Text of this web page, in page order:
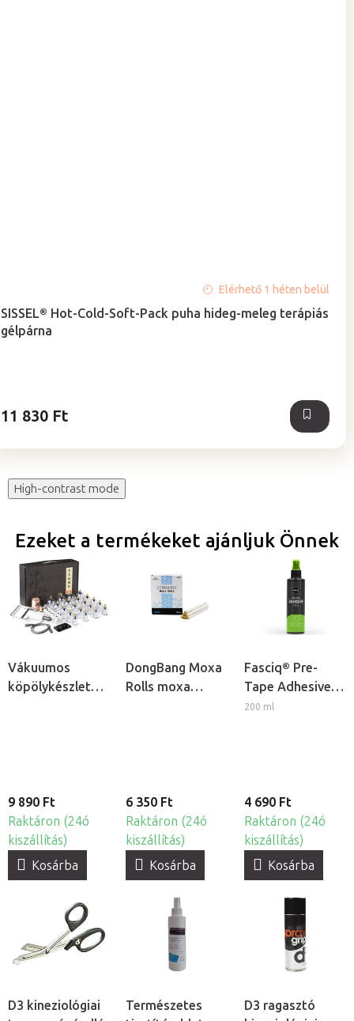
SISSEL® Hot-Cold-Soft-Pack puha hideg-meleg terápiás
gélpárna
átlagos
értékelése
Elérhető 1 héten belül
11 830 Ft
High-contrast mode
Ezeket a termékeket ajánljuk Önnek
Vákuumos
köpölykészlet
9 890 Ft
Raktáron (24ó
kiszállítás)
Kosárba
DongBang Moxa
Rolls moxa
6 350 Ft
Raktáron (24ó
kiszállítás)
Kosárba
Fasciq® Pre-
Tape Adhesive
Spray ragasztó
200 ml
4 690 Ft
Raktáron (24ó
kiszállítás)
Kosárba
D3 kineziológiai
Természetes
D3 ragasztó